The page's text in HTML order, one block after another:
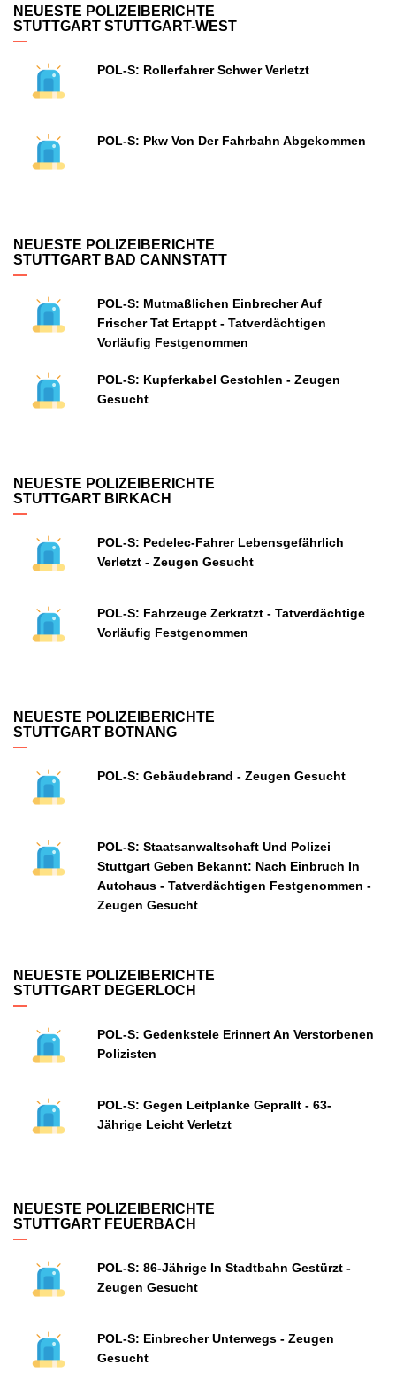
NEUESTE POLIZEIBERICHTE
STUTTGART STUTTGART-WEST
POL-S: Rollerfahrer Schwer Verletzt
POL-S: Pkw Von Der Fahrbahn Abgekommen
NEUESTE POLIZEIBERICHTE
STUTTGART BAD CANNSTATT
POL-S: Mutmaßlichen Einbrecher Auf
Frischer Tat Ertappt - Tatverdächtigen
Vorläufig Festgenommen
POL-S: Kupferkabel Gestohlen - Zeugen
Gesucht
NEUESTE POLIZEIBERICHTE
STUTTGART BIRKACH
POL-S: Pedelec-Fahrer Lebensgefährlich
Verletzt - Zeugen Gesucht
POL-S: Fahrzeuge Zerkratzt - Tatverdächtige
Vorläufig Festgenommen
NEUESTE POLIZEIBERICHTE
STUTTGART BOTNANG
POL-S: Gebäudebrand - Zeugen Gesucht
POL-S: Staatsanwaltschaft Und Polizei
Stuttgart Geben Bekannt: Nach Einbruch In
Autohaus - Tatverdächtigen Festgenommen -
Zeugen Gesucht
NEUESTE POLIZEIBERICHTE
STUTTGART DEGERLOCH
POL-S: Gedenkstele Erinnert An Verstorbenen
Polizisten
POL-S: Gegen Leitplanke Geprallt - 63-
Jährige Leicht Verletzt
NEUESTE POLIZEIBERICHTE
STUTTGART FEUERBACH
POL-S: 86-Jährige In Stadtbahn Gestürzt -
Zeugen Gesucht
POL-S: Einbrecher Unterwegs - Zeugen
Gesucht